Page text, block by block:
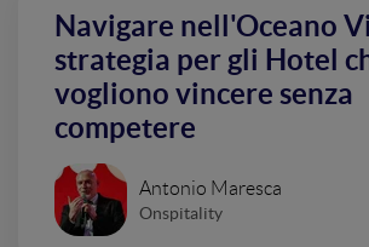
Navigare nell'Oceano
strategia per gli Hotel
vogliono vincere senza
competere
Antonio Maresca
Onspitality